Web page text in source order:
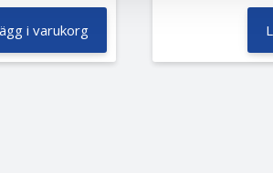
i varukorg